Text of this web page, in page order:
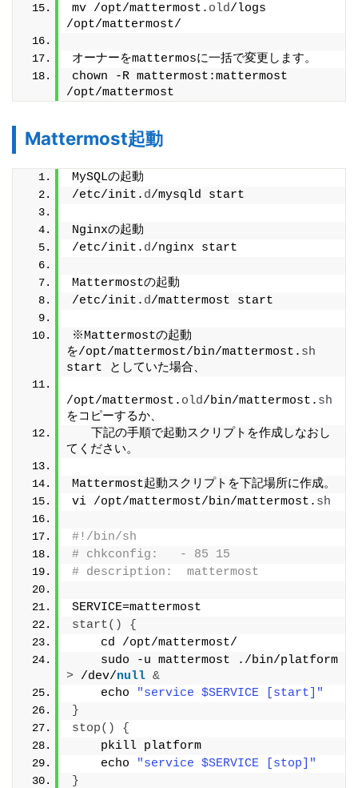
mv /opt/mattermost. old/logs
/opt/mattermost/
オーナーをmattermosに一括で変更します。
chown -R mattermost:mattermost
/opt/mattermost
Mattermost起動
MySQLの起動
/etc/init. d/mysqld start
Nginxの起動
/etc/init. d/nginx start
Mattermostの起動
/etc/init. d/mattermost start
※Mattermostの起動
を/opt/mattermost/bin/mattermost. sh
start としていた場合、
/opt/mattermost. old/bin/mattermost. sh
をコピーするか、
下記の手順で起動スクリプトを作成しなおし
てください。
Mattermost起動スクリプトを下記場所に作成。
vi /opt/mattermost/bin/mattermost. sh
#!/bin/sh
# chkconfig:   - 85 15
# description:  mattermost
SERVICE=mattermost
start()
{
    cd /opt/mattermost/
> /dev/null &
    echo
"service $SERVICE [start]"
}
stop()
{
    pkill platform
    echo
"service $SERVICE [stop]"
}